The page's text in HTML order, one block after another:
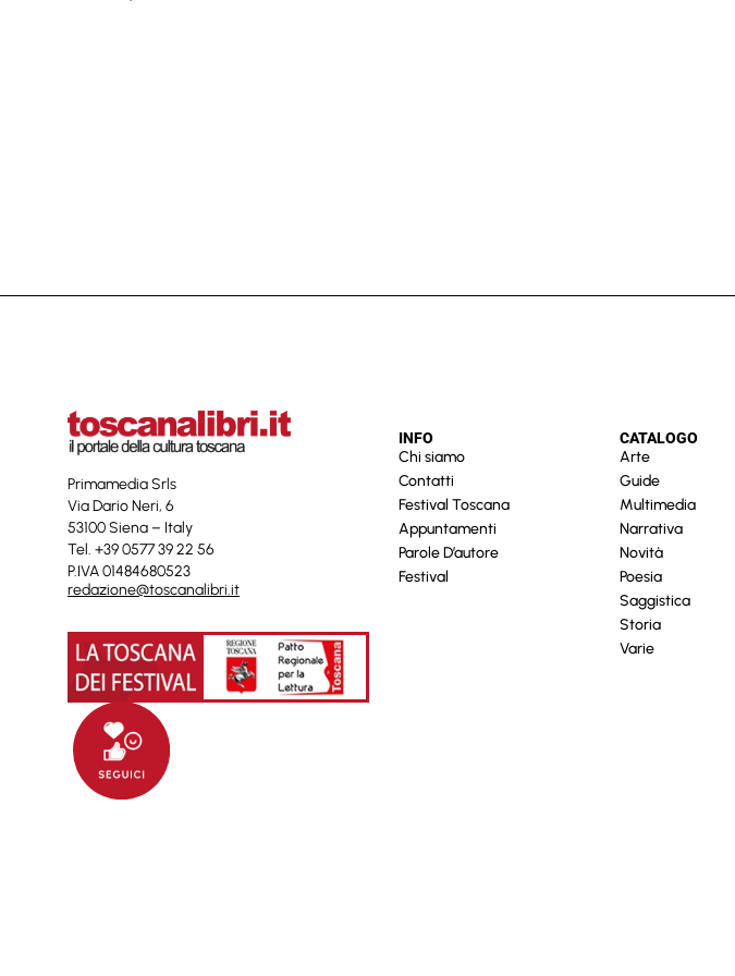
Primamedia Srls
Via Dario Neri, 6
53100 Siena – Italy
Tel. +39 0577 39 22 56
P.IVA 01484680523
redazione@toscanalibri.it
INFO
Chi siamo
Contatti
Festival Toscana
Appuntamenti
Parole D’autore
Festival
CATALOGO
Arte
Guide
Multimedia
Narrativa
Novità
Poesia
Saggistica
Storia
Varie